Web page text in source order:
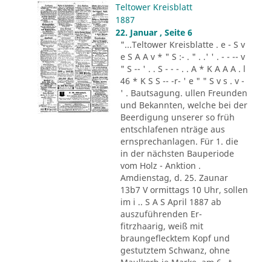
Teltower Kreisblatt
1887
22. Januar , Seite 6
"...Teltower Kreisblatte . e - S v
e S A A v * " S :- . " . .' ' . - - -- v
" S -- ' . . S - - - . . A * K A A A . l
46 * K S S -- -r- ' e " " S v s . v -
' . Bautsagung. ullen Freunden
und Bekannten, welche bei der
Beerdigung unserer so früh
entschlafenen nträge aus
ernsprechanlagen. Für 1. die
in der nächsten Bauperiode
vom Holz - Anktion .
Amdienstag, d. 25. Zaunar
13b7 V ormittags 10 Uhr, sollen
im i .. S A S April 1887 ab
auszuführenden Er-
fitrzhaarig, weiß mit
braungeflecktem Kopf und
gestutztem Schwanz, ohne